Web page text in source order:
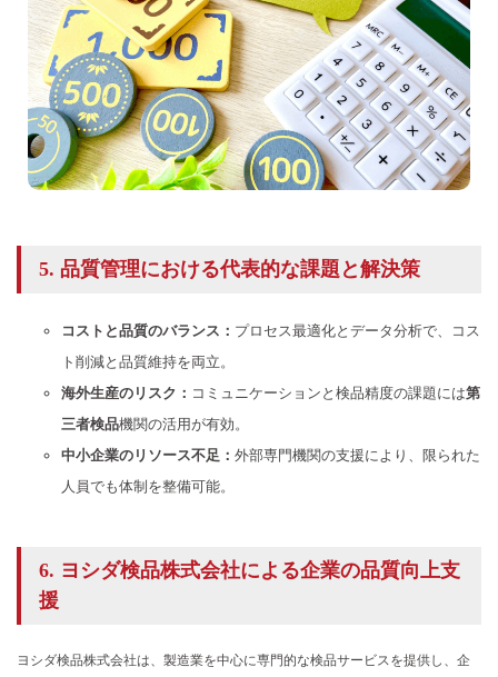
5. 品質管理における代表的な課題と解決策
コストと品質のバランス： プロセス最適化とデータ分析で、コス
ト削減と品質維持を両立。
海外生産のリスク： コミュニケーションと検品精度の課題には第
三者検品機関の活用が有効。
中小企業のリソース不足： 外部専門機関の支援により、限られた
人員でも体制を整備可能。
6. ヨシダ検品株式会社による企業の品質向上支
援
ヨシダ検品株式会社は、製造業を中心に専門的な検品サービスを提供し、企